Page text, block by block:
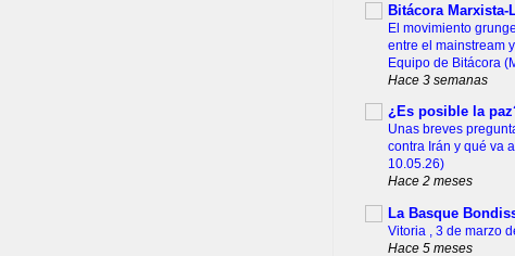
Bitácora Marxista-
El movimiento
entre el mainstream
Equipo de Bitácora
Hace 3 semanas
¿Es posible la
Unas breves
contra Irán y qué va
10.05.26)
Hace 2 meses
La Basque
Vitoria , 3 de marzo
Hace 5 meses